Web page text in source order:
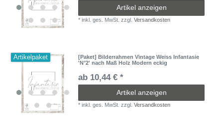
Artikel anzeigen
*inkl. ges. MwSt. zzgl.Versandkosten
Artikelpaket
[Paket] Bilderrahmen Vintage Weiss Infantasie
'N°2' nach Maß Holz Modern eckig
ab 10,44 € *
Artikel anzeigen
*inkl. ges. MwSt. zzgl.Versandkosten